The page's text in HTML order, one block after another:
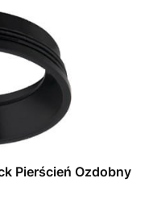
Pierścień Ozdobny